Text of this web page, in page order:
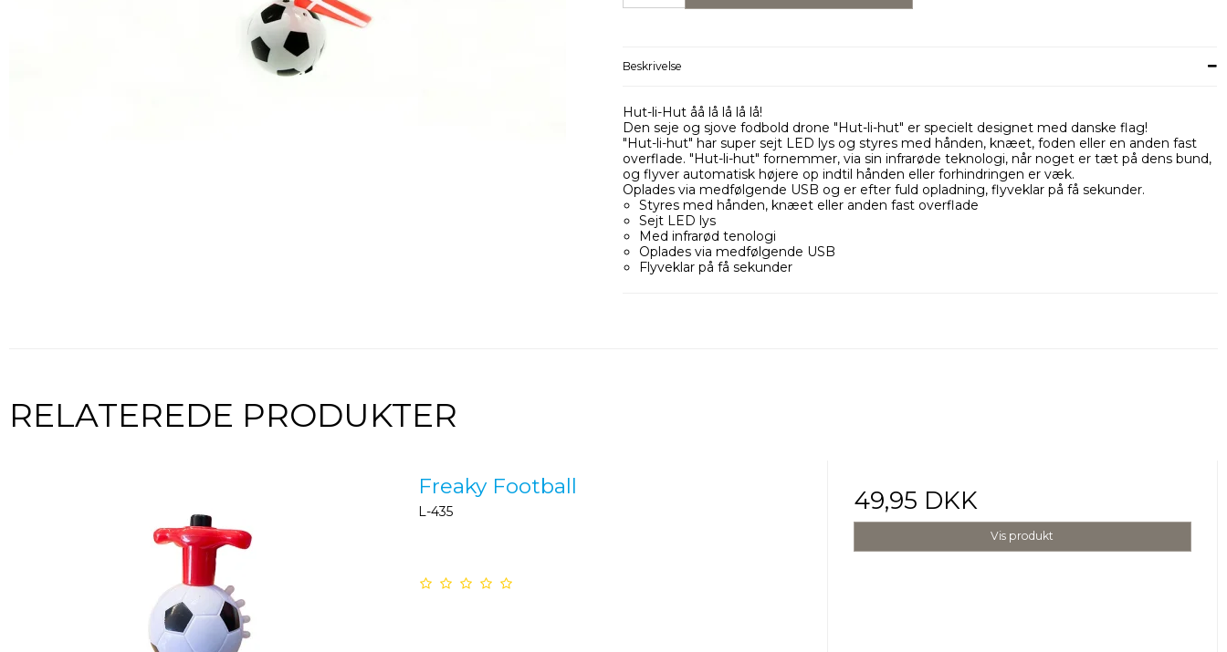
Beskrivelse
Hut-li-Hut åå lå lå lå lå!
Den seje og sjove fodbold drone "Hut-li-hut" er specielt designet med danske flag!
"Hut-li-hut" har super sejt LED lys og styres med hånden, knæet, foden eller en anden fast
overflade. "Hut-li-hut" fornemmer, via sin infrarøde teknologi, når noget er tæt på dens bund,
og flyver automatisk højere op indtil hånden eller forhindringen er væk.
Oplades via medfølgende USB og er efter fuld opladning, flyveklar på få sekunder.
Styres med hånden, knæet eller anden fast overflade
Sejt LED lys
Med infrarød tenologi
Oplades via medfølgende USB
Flyveklar på få sekunder
RELATEREDE PRODUKTER
Freaky Football
L-435 49,95 DKK
Vis produkt